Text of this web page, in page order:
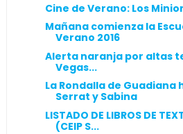
Cine de Verano: Los
Mañana comienza la
Verano 2016
Alerta naranja por altas
Vegas...
La Rondalla de
Serrat y Sabina
LISTADO DE LIBROS DE
(CEIP S...